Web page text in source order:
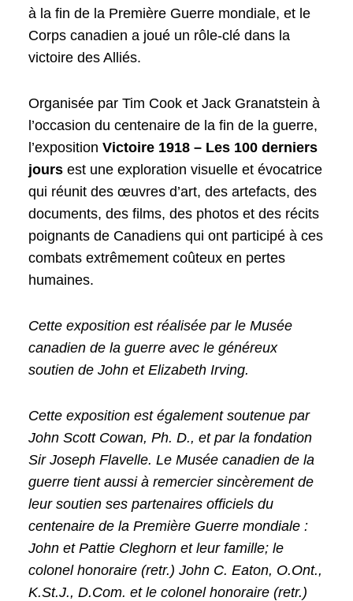
à la fin de la Première Guerre mondiale, et le
Corps canadien a joué un rôle-clé dans la
victoire des Alliés.
Organisée par Tim Cook et Jack Granatstein à
l’occasion du centenaire de la fin de la guerre,
l’exposition Victoire 1918 – Les 100 derniers
jours est une exploration visuelle et évocatrice
qui réunit des œuvres d’art, des artefacts, des
documents, des films, des photos et des récits
poignants de Canadiens qui ont participé à ces
combats extrêmement coûteux en pertes
humaines.
Cette exposition est réalisée par le Musée
canadien de la guerre avec le généreux
soutien de John et Elizabeth Irving.
Cette exposition est également soutenue par
John Scott Cowan, Ph. D., et par la fondation
Sir Joseph Flavelle. Le Musée canadien de la
guerre tient aussi à remercier sincèrement de
leur soutien ses partenaires officiels du
centenaire de la Première Guerre mondiale :
John et Pattie Cleghorn et leur famille; le
colonel honoraire (retr.) John C. Eaton, O.Ont.,
K.St.J., D.Com. et le colonel honoraire (retr.)